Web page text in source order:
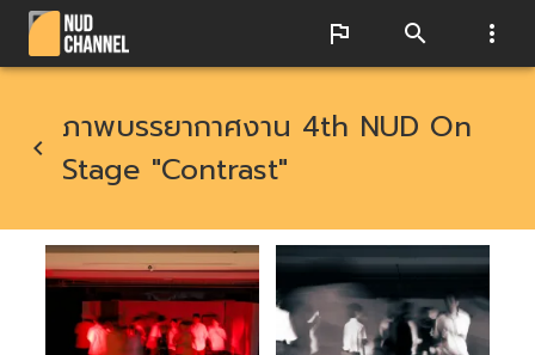
ภาพบรรยากาศงาน 4th NUD On
Stage "Contrast"